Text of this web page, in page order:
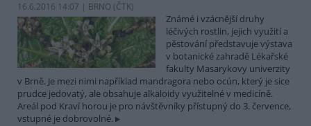
16.6.2016 14:07 | BRNO (ČTK)
Známé i vzácnější druhy
léčivých rostlin, jejich využití a
pěstování představuje výstava
v botanické zahradě Lékařské
fakulty Masarykovy univerzity
v Brně. Je mezi nimi například mandragora nebo ocún, který je sice
prudce jedovatý, ale obsahuje alkaloidy využitelné v medicíně.
Areál pod Kraví horou je pro návštěvníky přístupný do 3. července,
vstupné je dobrovolné.